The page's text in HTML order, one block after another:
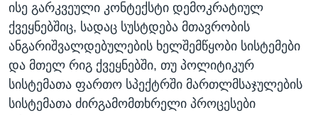
ისე გარკვეული კონტექსტი დემოკრატიულ
ქვეყნებშიც, სადაც სუსტდება მთავრობის
ანგარიშვალდებულების ხელშემწყობი სისტემები
და მთელ რიგ ქვეყნებში, თუ პოლიტიკურ
სისტემათა ფართო სპექტრში მართლმსაჯულების
სისტემათა ძირგამომთხრელი პროცესები